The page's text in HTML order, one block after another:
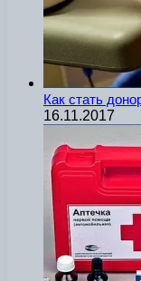
Как стать
16.11.2017